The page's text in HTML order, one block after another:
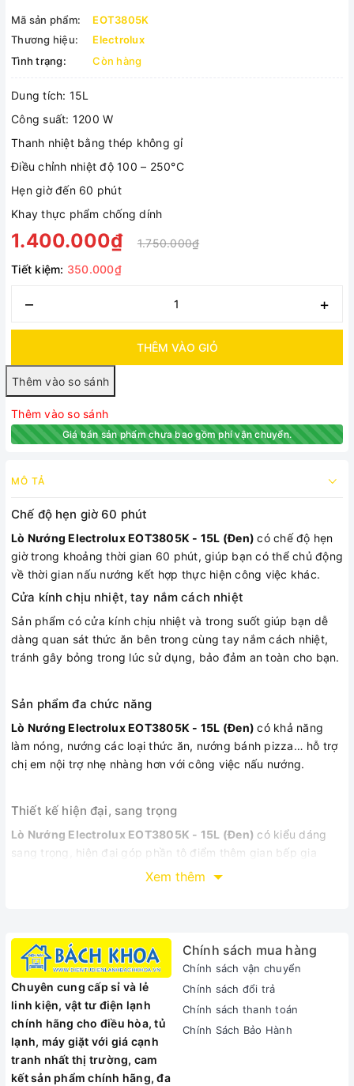
Mã sản phẩm:
EOT3805K
Thương hiệu:
Electrolux
Tình trạng:
Còn hàng
Dung tích: 15L
Công suất: 1200 W
Thanh nhiệt bằng thép không gỉ
Điều chỉnh nhiệt độ 100 – 250°C
Hẹn giờ đến 60 phút
Khay thực phẩm chống dính
1.400.000₫
1.750.000₫
Tiết kiệm: 350.000₫
– +
THÊM VÀO GIỎ
Thêm vào so sánh
Giá bán sản phẩm chưa bao gồm phí vận chuyển.
MÔ TẢ
Chế độ hẹn giờ 60 phút
Lò Nướng Electrolux EOT3805K - 15L (Đen)có chế độ hẹn
giờ trong khoảng thời gian 60 phút, giúp bạn có thể chủ động
về thời gian nấu nướng kết hợp thực hiện công việc khác.
Cửa kính chịu nhiệt, tay nắm cách nhiệt
Sản phẩm có cửa kính chịu nhiệt và trong suốt giúp bạn dễ
dàng quan sát thức ăn bên trong cùng tay nắm cách nhiệt,
tránh gây bỏng trong lúc sử dụng, bảo đảm an toàn cho bạn.
Sản phẩm đa chức năng
Lò Nướng Electrolux EOT3805K - 15L (Đen)có khả năng
làm nóng, nướng các loại thức ăn, nướng bánh pizza… hỗ trợ
chị em nội trợ nhẹ nhàng hơn với công việc nấu nướng.
Thiết kế hiện đại, sang trọng
Lò Nướng Electrolux EOT3805K - 15L (Đen) có kiểu dáng
sang trọng, hiện đại góp phần tô điểm thêm gian bếp gia
đình. Lớp vỏ sơn tĩnh điện chống rỉ, bề mặt nhẵn bóng dễ
Lò Nướng Electrolux EOT3805K - 15L (Đen)
Lít phù hợp với gia đình từ 3- 4 thành viên, giúp bạn thuận
tiện hơn khi sử dụng.
3 chế độ nướng khác nhau
Lò Nướng Electrolux EOT3805K có công suất 1500W cùng 3
chế độ nướng giúp bạn thỏa sức thể hiện nướng bánh, cánh
gà, pizza, bánh góp phần tạo thêm sự phong phú cho bữa ăn
của gia đình bạn.
Xem thêm
Chuyên cung cấp sỉ và lẻ
linh kiện, vật tư điện lạnh
chính hãng cho điều hòa, tủ
lạnh, máy giặt với giá cạnh
tranh nhất thị trường, cam
kết sản phẩm chính hãng, đa
Chính sách mua hàng
Chính sách vận chuyển
Chính sách đổi trả
Chính sách thanh toán
Chính Sách Bảo Hành